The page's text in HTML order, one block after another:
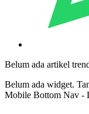
Belum ada artikel
Belum ada widget.
Mobile Bottom Nav -